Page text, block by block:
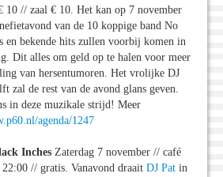
10 // zaal € 10. Het kan op 7 november
van de 10 koppige band No
en bekende hits zullen voorbij komen in
Dit alles om geld op te halen voor meer
van hersentumoren. Het vrolijke DJ
zal de rest van de avond glans geven.
in deze muzikale strijd! Meer
agenda/1247
Inches Zaterdag 7 november // café
// gratis. Vanavond draait DJ Pat in